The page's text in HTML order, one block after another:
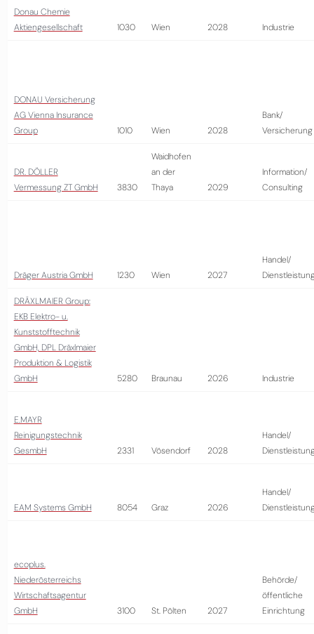
Donau Chemie
Aktiengesellschaft
1030 Wien 2028 Industrie
DONAU Versicherung
AG Vienna Insurance
Group
1010 Wien 2028
Bank/
Versicherung
DR. DÖLLER
Vermessung ZT GmbH
3830
Waidhofen
an der
Thaya
2029
Information/
Consulting
Dräger Austria GmbH 1230 Wien 2027
Handel/
DRÄXLMAIER Group:
EKB Elektro- u.
Kunststofftechnik
GmbH, DPL Dräxlmaier
Produktion & Logistik
GmbH
5280 Braunau 2026 Industrie
E.MAYR
Reinigungstechnik
GesmbH
2331 Vösendorf 2028
Handel/
EAM Systems GmbH 8054 Graz 2026
Handel/
ecoplus.
Niederösterreichs
Wirtschaftsagentur
GmbH
3100 St. Pölten 2027
Behörde/
öffentliche
Einrichtung